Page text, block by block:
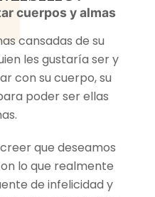
cuerpos y almas
cansadas de su
les gustaría ser y
con su cuerpo, su
poder ser ellas
que deseamos
lo que realmente
de infelicidad y